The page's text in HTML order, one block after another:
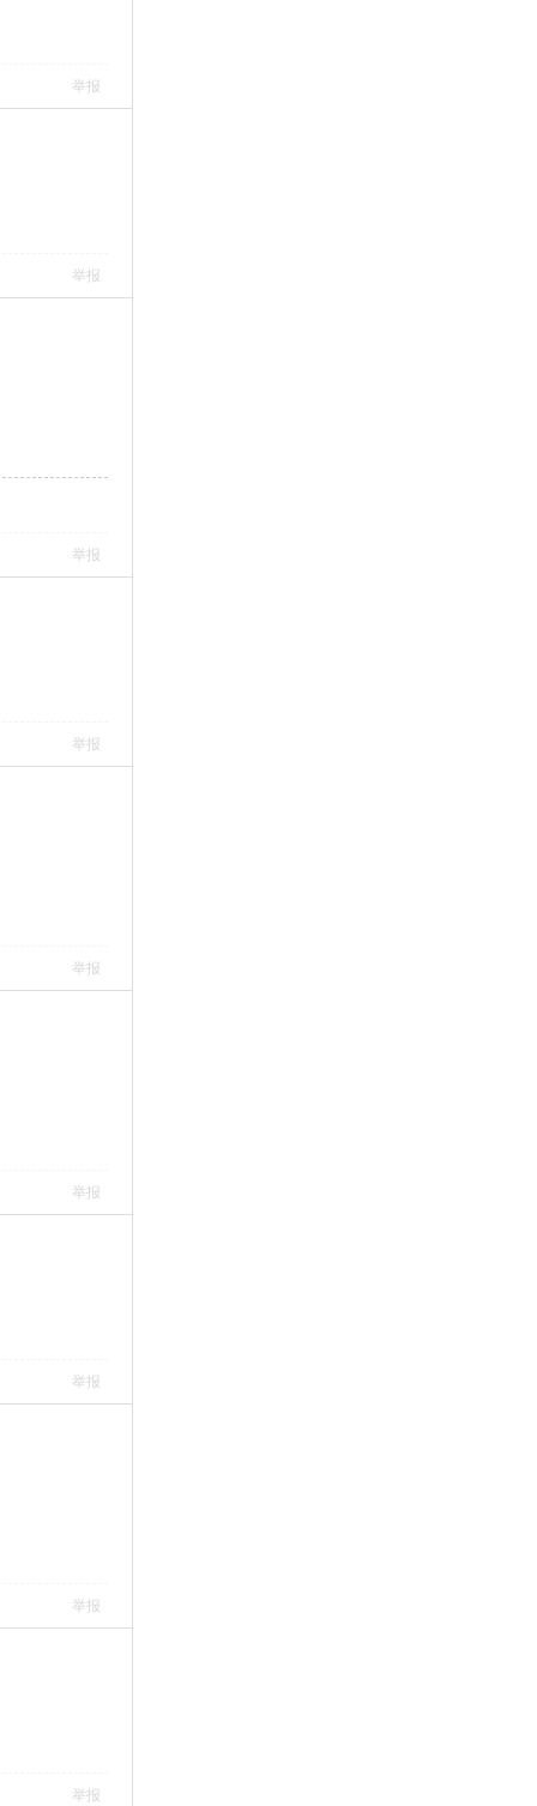
举报
举报
举报
举报
举报
举报
举报
举报
举报